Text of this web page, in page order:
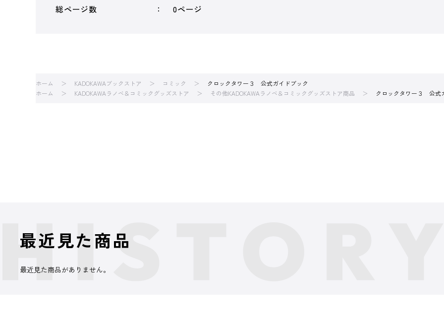
総ページ数
0ページ
ホーム KADOKAWAブックストア コミック
クロックタワー３ 公式ガイドブック
ホーム
KADOKAWAラノベ＆コミックグッズストア その他KADOKAWAラノベ＆コミックグッズストア商品 クロックタワー３ 公式
最近見た商品
最近見た商品がありません。